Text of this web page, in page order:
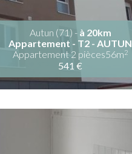
Autun (71) - à 20km
Appartement - T2 - AUTUN
Appartement 2 pièces56m2
541 €